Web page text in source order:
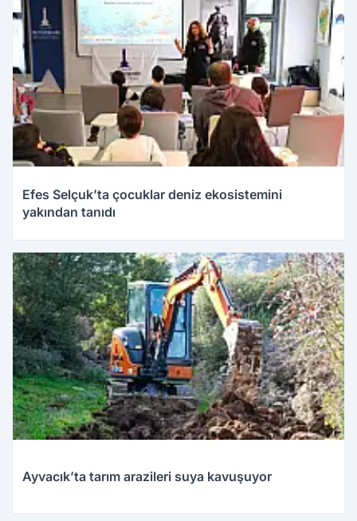
Efes Selçuk’ta çocuklar deniz ekosistemini
yakından tanıdı
Ayvacık’ta tarım arazileri suya kavuşuyor